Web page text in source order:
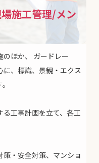
施工管理/メン
ほか、
ガードレー
、標識、景観・エクス
工事計画を立て、各工
・安全対策、マンショ